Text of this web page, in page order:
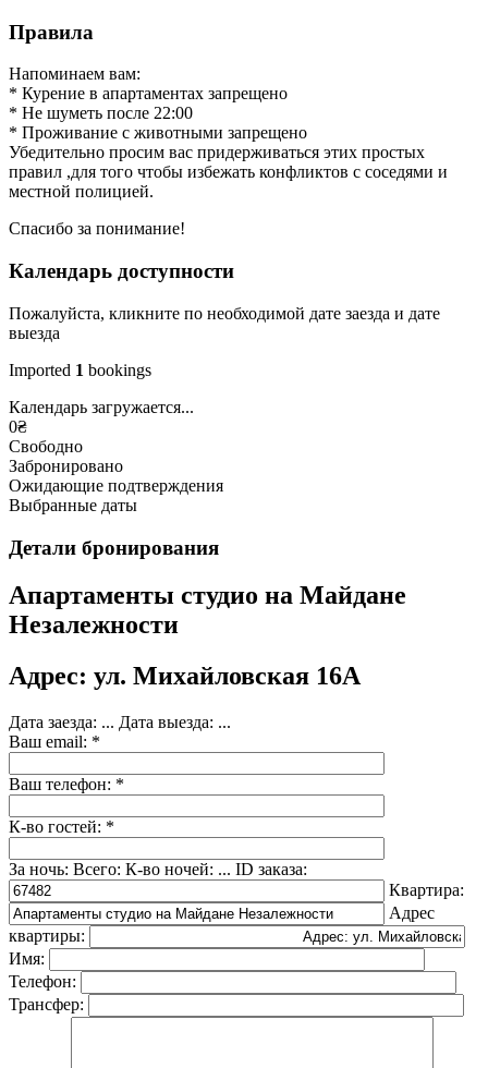
Правила
Напоминаем вам:
* Курение в апартаментах запрещено
* Не шуметь после 22:00
* Проживание с животными запрещено
Убедительно просим вас придерживаться этих простых
правил ,для того чтобы избежать конфликтов с соседями и
местной полицией.
Спасибо за понимание!
Календарь доступности
Пожалуйста, кликните по необходимой дате заезда и дате
выезда
Imported 1 bookings
Календарь загружается...
0₴
Свободно
Забронировано
Ожидающие подтверждения
Выбранные даты
Детали бронирования
Апартаменты студио на Майдане
Незалежности
Адрес: ул. Михайловская 16А
Дата заезда: ... Дата выезда: ...
Ваш email: *
Ваш телефон: *
К-во гостей: *
За ночь: Всего: К-во ночей: ... ID заказа:
Квартира:
Адрес
квартиры:
Имя:
Телефон:
Трансфер: